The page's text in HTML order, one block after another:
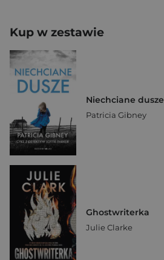
Kup w zestawie
Niechciane dusze
Patricia Gibney
Ghostwriterka
Julie Clarke